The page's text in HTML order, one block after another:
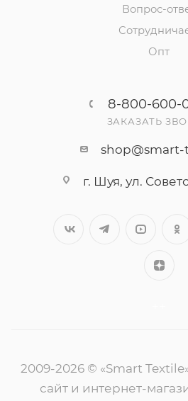
Вопрос-
Опт
8-800-600-
ЗАКАЗАТЬ
shop@smart-
г. Шуя, ул.
2009-2026 © «Smart
сайт и интернет-